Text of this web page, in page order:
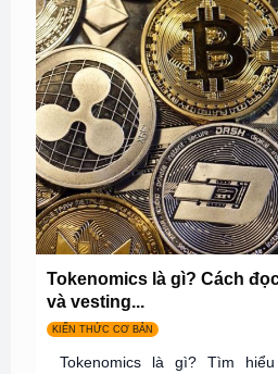
Tokenomics là gì? Cách
và vesting...
KIẾN THỨC CƠ BẢN
Tokenomics là gì? Tìm